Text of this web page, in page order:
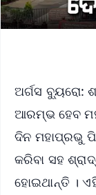
ଅର୍ଗସ ବ୍ୟୁରୋ:
ଆରମ୍ଭ ହେବ
ଦିନ ମହାପ୍ରଭୁ
କରିବା ସହ
ହୋଇଥାନ୍ତି ।